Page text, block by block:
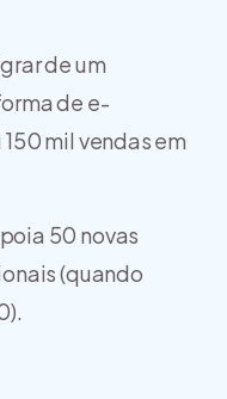
de um
de e-
mil vendas em
50 novas
(quando